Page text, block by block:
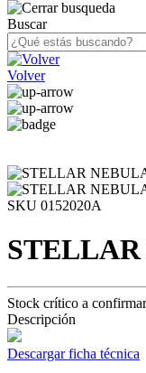
Buscar
Volver
SKU 0152020A
STELLAR
Stock crítico a confirmar
Descripción
Descargar ficha técnica